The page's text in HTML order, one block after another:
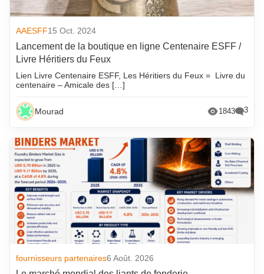
AAESFF15 Oct. 2024
Lancement de la boutique en ligne Centenaire ESFF /
Livre Héritiers du Feux
Lien Livre Centenaire ESFF, Les Héritiers du Feux = Livre du
centenaire – Amicale des […]
Mourad 1843 3
fournisseurs partenaires6 Août. 2026